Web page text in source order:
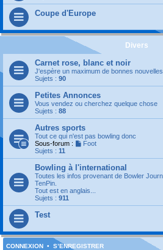
Coupe d'Europe
Divers
Carnet rose, blanc et noir
J'espère un maximum de bonnes nouvelles
Sujets : 90
Petites Annonces
Vous vendez ou cherchez quelque chose
Sujets : 88
Autres sports
Tout ce qui n'est pas bowling donc
Sous-forum :
Foot
Sujets : 11
Bowling à l'international
Toutes les infos provenant de Bowler
TenPin.
Tout est en anglais...
Sujets : 911
Test
CONNEXION • S’ENREGISTRER